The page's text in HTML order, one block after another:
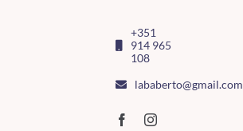
+351
914 965
108
lababerto@gmail.com